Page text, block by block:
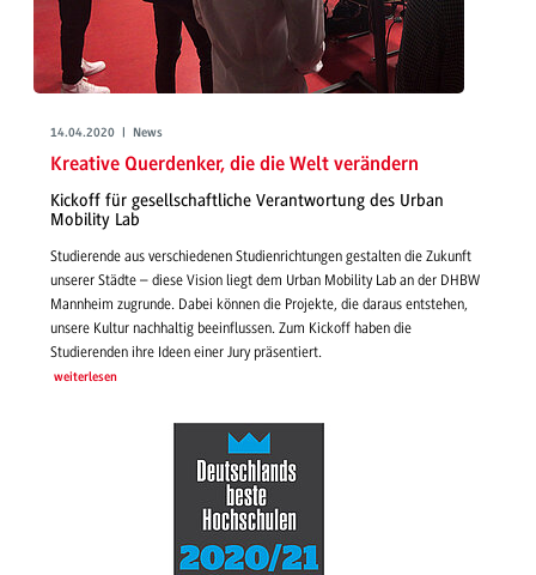
14.04.2020 | News
Kreative Querdenker, die die Welt verändern
Kickoff für gesellschaftliche Verantwortung des Urban
Mobility Lab
Studierende aus verschiedenen Studienrichtungen gestalten die Zukunft
unserer Städte – diese Vision liegt dem Urban Mobility Lab an der DHBW
Mannheim zugrunde. Dabei können die Projekte, die daraus entstehen,
unsere Kultur nachhaltig beeinflussen. Zum Kickoff haben die
Studierenden ihre Ideen einer Jury präsentiert.
weiterlesen